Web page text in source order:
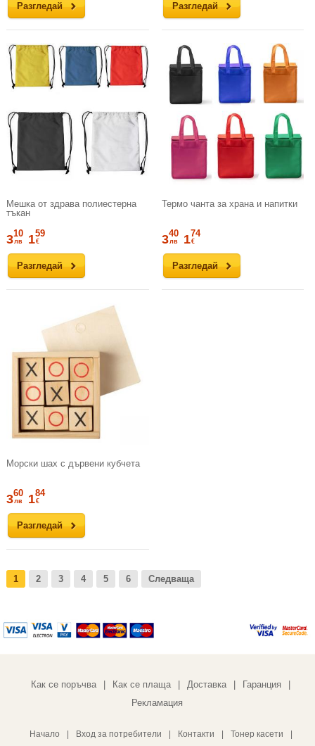
Разгледай Разгледай
Мешка от здрава полиестерна
тъкан
Разгледай
310
лв 159
€
Термо чанта за храна и напитки
Разгледай
340
лв 174
€
Морски шах с дървени кубчета
Разгледай
360
лв 184
€
1 2 3 4 5 6 Следваща
Как се поръчва Как се плаща Доставка Гаранция
Рекламация
Начало | Вход за потребители | Контакти | Тонер касети |